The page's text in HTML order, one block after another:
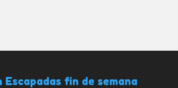
Escapadas fin de semana